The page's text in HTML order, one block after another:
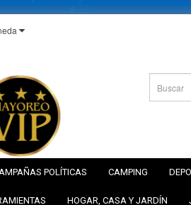
POLÍTICAS CAMPING
HOGAR, CASA Y JARDÍN